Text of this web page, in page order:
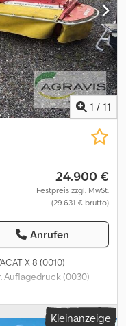
1 / 11
24.900 €
Festpreis zzgl. MwSt.
(29.631 € brutto)
Anrufen
X 8 (0010)
Auflagedruck (0030)
R I H Tj Afzek
(0070) Beleuchtung
Kleinanzeige